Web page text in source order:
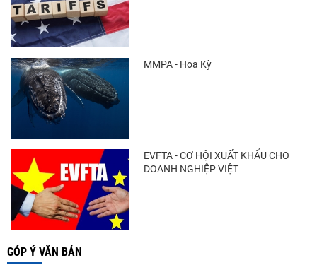
MMPA - Hoa Kỳ
EVFTA - CƠ HỘI XUẤT KHẨU CHO
DOANH NGHIỆP VIỆT
GÓP Ý VĂN BẢN